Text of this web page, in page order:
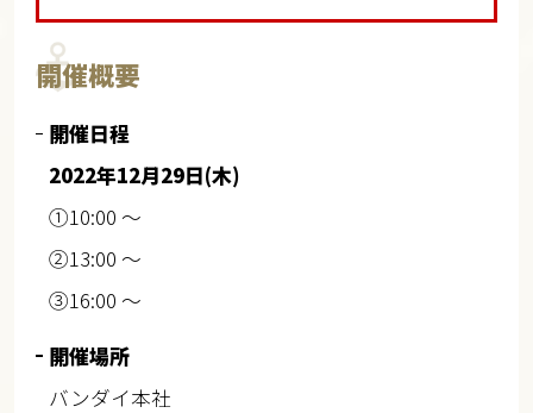
開催概要
開催日程
2022年12月29日(木)
①10:00 ～
②13:00 ～
③16:00 ～
開催場所
バンダイ本社